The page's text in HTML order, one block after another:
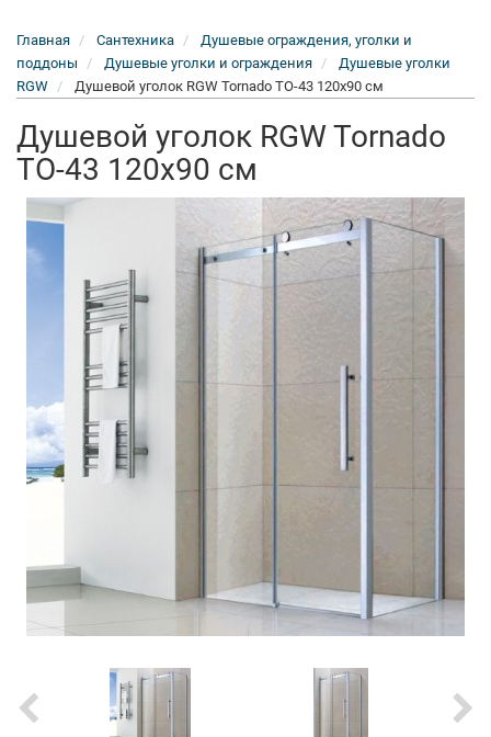
Главная Сантехника
Душевые ограждения, уголки и
поддоны
Душевые уголки и ограждения
Душевые уголки
RGW
Душевой уголок RGW Tornado TO-43 120x90 см
Душевой уголок RGW Tornado
TO-43 120x90 см